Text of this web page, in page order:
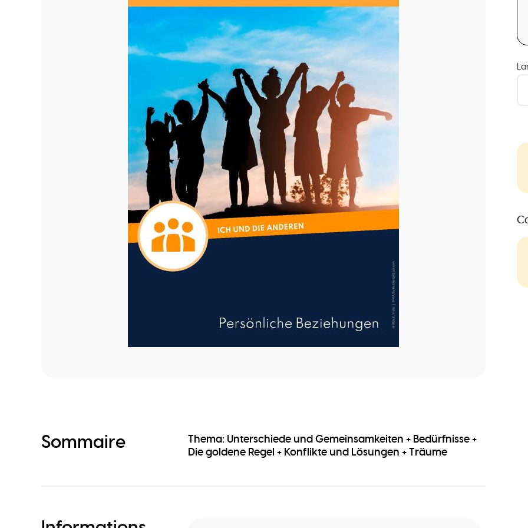
Sommaire
Thema: Unterschiede und Gemeinsamkeiten + Bedürfnisse +
Die goldene Regel + Konflikte und Lösungen + Träume